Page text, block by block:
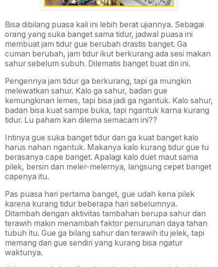
Bisa dibilang puasa kali ini lebih berat ujiannya. Sebagai
orang yang suka banget sama tidur, jadwal puasa ini
membuat jam tidur gue berubah drastis banget. Ga
cuman berubah, jam tidur ikut berkurang ada sesi makan
sahur sebelum subuh. Dilematis banget buat diri ini.
Pengennya jam tidur ga berkurang, tapi ga mungkin
melewatkan sahur. Kalo ga sahur, badan gue
kemungkinan lemes, tapi bisa jadi ga ngantuk. Kalo sahur,
badan bisa kuat sampe buka, tapi ngantuk karna kurang
tidur. Lu paham kan dilema semacam ini??
Intinya gue suka banget tidur dan ga kuat banget kalo
harus nahan ngantuk. Makanya kalo kurang tidur gue tu
berasanya cape banget. Apalagi kalo duet maut sama
pilek, bersin dan meler-melernya, langsung cepet banget
capenya itu.
Pas puasa hari pertama banget, gue udah kena pilek
karena kurang tidur beberapa hari sebelumnya.
Ditambah dengan aktivitas tambahan berupa sahur dan
terawih makin menambah faktor penurunan daya tahan
tubuh itu. Gue ga bilang sahur dan terawih itu jelek, tapi
memang dari gue sendiri yang kurang bisa ngatur
waktunya.